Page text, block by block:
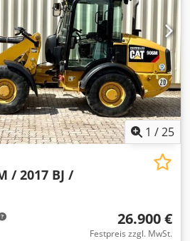
bis zu 37 km/h
ja EPA-geprüft
Hydraulikleitungen
inklusive Baggerschaufel
Planierschild vorhanden: ja
Abmessungen: Länge: 8250
Gewicht: 15320 kg Zustand:
defekt, Ölverlust an der
1 /25
/ 2017 BJ /
26.900 €
Festpreis zzgl. MwSt.